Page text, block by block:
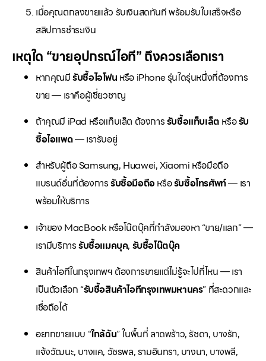
เมื่อคุณตกลงขายแล้ว รับเงินสดทันที พร้อมรับใบเสร็จหรือ
สลิปการชำระเงิน
เหตุใด “ขายอุปกรณ์ไอที” ถึงควรเลือกเรา
หากคุณมีรับซื้อไอโฟน หรือ iPhone รุ่นใดรุ่นหนึ่งที่ต้องการ
ขาย — เราคือผู้เชี่ยวชาญ
ถ้าคุณมี iPad หรือแท็บเล็ต ต้องการรับซื้อแท็บเล็ต หรือรับ
ซื้อไอแพด— เรารับอยู่
สำหรับผู้ถือ Samsung, Huawei, Xiaomi หรือมือถือ
แบรนด์อื่นที่ต้องการรับซื้อมือถือหรือรับซื้อโทรศัพท์— เรา
พร้อมให้บริการ
เจ้าของ MacBook หรือโน๊ตบุ๊คที่กำลังมองหา “ขาย/แลก” —
เรามีบริการรับซื้อแมคบุค, รับซื้อโน๊ตบุ๊ค
สินค้าไอทีในกรุงเทพฯ ต้องการขายแต่ไม่รู้จะไปที่ไหน — เรา
เป็นตัวเลือก “รับซื้อสินค้าไอทีกรุงเทพมหานคร” ที่สะดวกและ
เชื่อถือได้
อยากขายแบบ “ใกล้ฉัน” ในพื้นที่ ลาดพร้าว, รัชดา, บางรัก,
แจ้งวัฒนะ, บางแค, วัชรพล, รามอินทรา, บางนา, บางพลี,